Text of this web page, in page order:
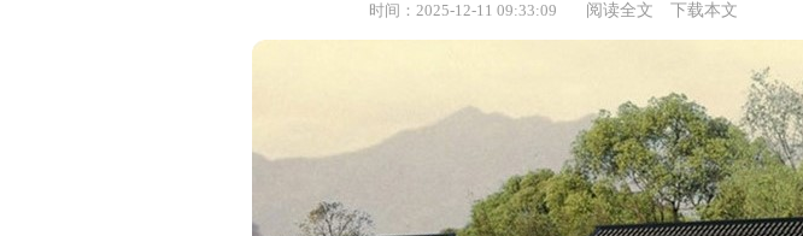
时间：2025-12-11 09:33:09 阅读全文 下载本文